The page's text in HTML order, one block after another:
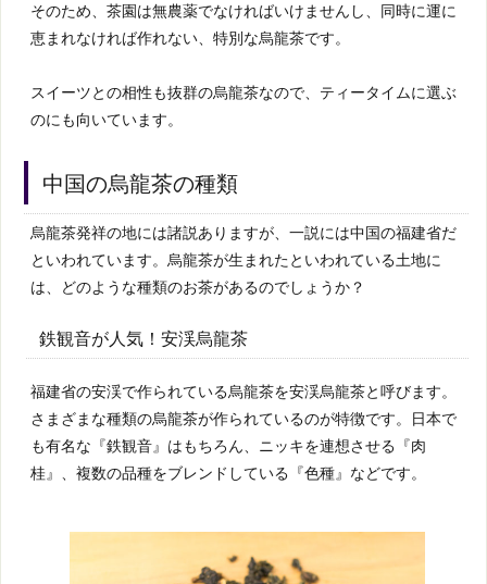
そのため、茶園は無農薬でなければいけませんし、同時に運に
恵まれなければ作れない、特別な烏龍茶です。
スイーツとの相性も抜群の烏龍茶なので、ティータイムに選ぶ
のにも向いています。
中国の烏龍茶の種類
烏龍茶発祥の地には諸説ありますが、一説には中国の福建省だ
といわれています。烏龍茶が生まれたといわれている土地に
は、どのような種類のお茶があるのでしょうか？
鉄観音が人気！安渓烏龍茶
福建省の安渓で作られている烏龍茶を安渓烏龍茶と呼びます。
さまざまな種類の烏龍茶が作られているのが特徴です。日本で
も有名な『鉄観音』はもちろん、ニッキを連想させる『肉
桂』、複数の品種をブレンドしている『色種』などです。